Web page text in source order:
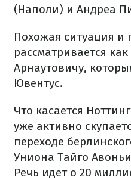
(Наполи) и Андреа
Похожая ситуация и
рассматривается
Арнаутовичу,
Ювентус.
Что касается
уже активно
переходе
Униона Тайго
Речь идет о 20